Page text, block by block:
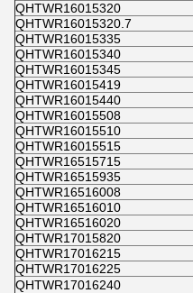
QHTWR16015320
QHTWR16015320.7
QHTWR16015335
QHTWR16015340
QHTWR16015345
QHTWR16015419
QHTWR16015440
QHTWR16015508
QHTWR16015510
QHTWR16015515
QHTWR16515715
QHTWR16515935
QHTWR16516008
QHTWR16516010
QHTWR16516020
QHTWR17015820
QHTWR17016215
QHTWR17016225
QHTWR17016240